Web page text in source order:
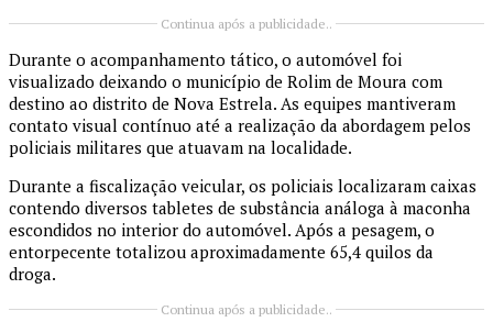
Continua após a publicidade..
Durante o acompanhamento tático, o automóvel foi
visualizado deixando o município de Rolim de Moura com
destino ao distrito de Nova Estrela. As equipes mantiveram
contato visual contínuo até a realização da abordagem pelos
policiais militares que atuavam na localidade.
Durante a fiscalização veicular, os policiais localizaram caixas
contendo diversos tabletes de substância análoga à maconha
escondidos no interior do automóvel. Após a pesagem, o
entorpecente totalizou aproximadamente 65,4 quilos da
droga.
Continua após a publicidade..